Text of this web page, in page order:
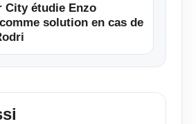
City étudie Enzo
solution en cas de